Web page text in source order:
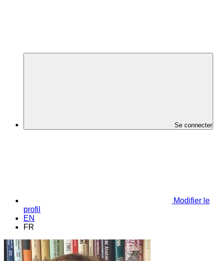
Se connecter
Modifier le
profil
EN
FR